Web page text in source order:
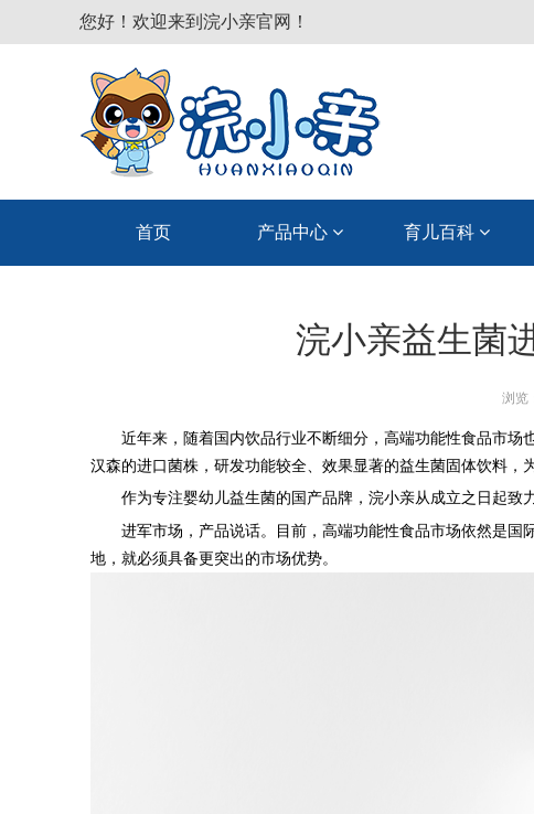
您好！欢迎来到浣小亲官网！
首页 产品中心 育儿百科
浣小亲益生菌
浏览
近年来，随着国内饮品行业不断细分，高端功能性食品市场
汉森的进口菌株，研发功能较全、效果显著的益生菌固体饮料，
作为专注婴幼儿益生菌的国产品牌，浣小亲从成立之日起致
进军市场，产品说话。目前， 高端功能性食品市场依然是国
地，就必须具备更突出的市场优势。